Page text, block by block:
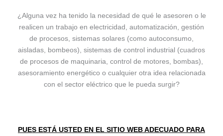
¿Alguna vez ha tenido la necesidad de qué le asesoren o le
realicen un trabajo en electricidad, automatización, gestión
de procesos, sistemas solares (como autoconsumo,
aisladas, bombeos), sistemas de control industrial (cuadros
de procesos de maquinaria, control de motores, bombas),
asesoramiento energético o cualquier otra idea relacionada
con el sector eléctrico que le pueda surgir?
PUES ESTÁ USTED EN EL SITIO WEB ADECUADO PARA